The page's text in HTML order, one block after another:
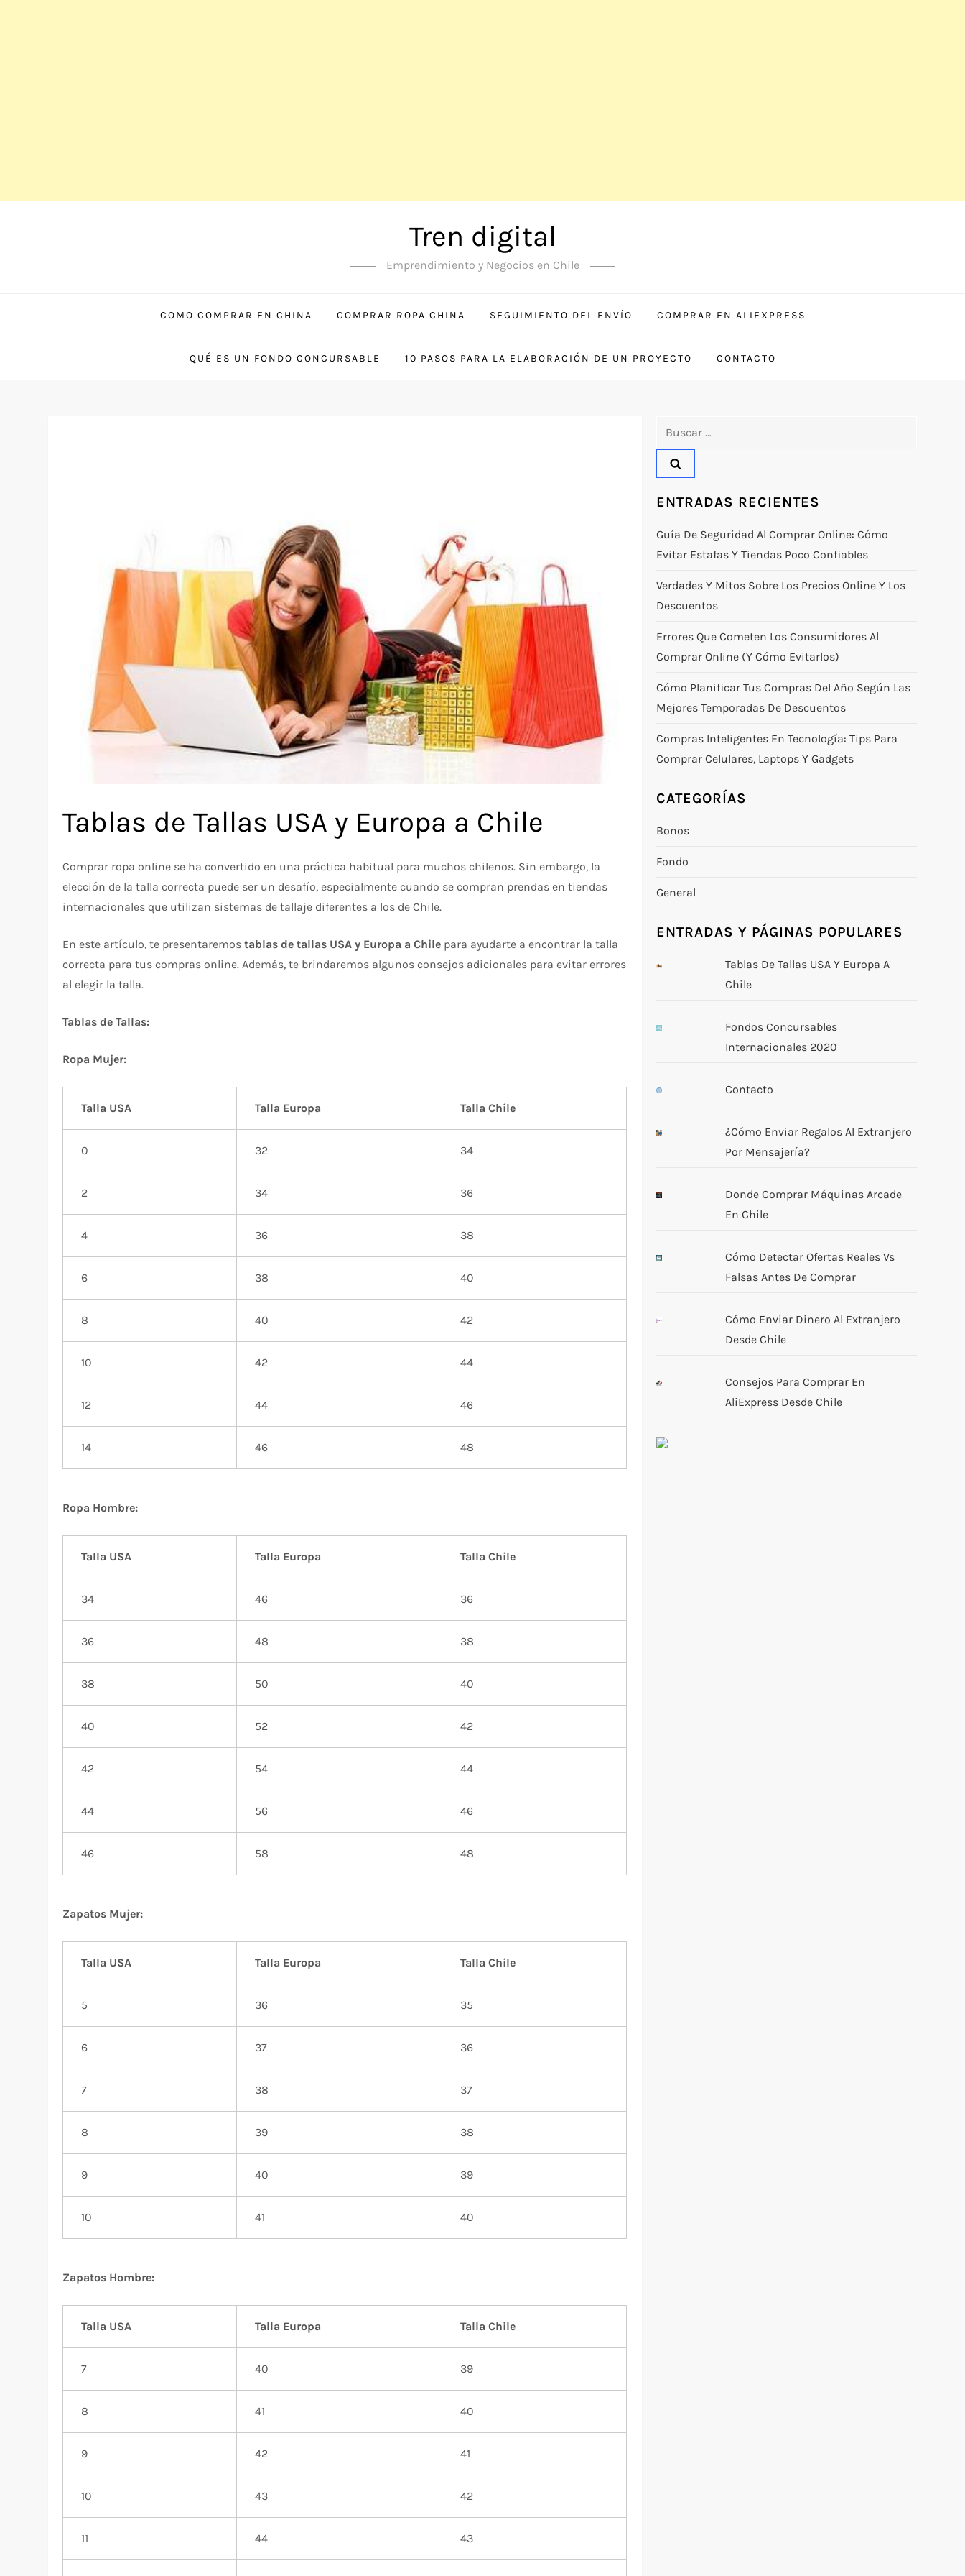
Tren digital
Emprendimiento y Negocios en Chile
COMO COMPRAR EN CHINA COMPRAR ROPA CHINA SEGUIMIENTO DEL ENVÍO COMPRAR EN ALIEXPRESS
QUÉ ES UN FONDO CONCURSABLE 10 PASOS PARA LA ELABORACIÓN DE UN PROYECTO CONTACTO
Tablas de Tallas USA y Europa a Chile
Comprar ropa online se ha convertido en una práctica habitual para muchos chilenos. Sin embargo, la
elección de la talla correcta puede ser un desafío, especialmente cuando se compran prendas en tiendas
internacionales que utilizan sistemas de tallaje diferentes a los de Chile.
En este artículo, te presentaremostablas de tallas USA y Europa a Chile para ayudarte a encontrar la talla
correcta para tus compras online. Además, te brindaremos algunos consejos adicionales para evitar errores
al elegir la talla.
Tablas de Tallas:
Ropa Mujer:
Talla USA Talla Europa Talla Chile
0 32 34
2 34 36
4 36 38
6 38 40
8 40 42
10 42 44
12 44 46
14 46 48
Ropa Hombre:
Talla USA Talla Europa Talla Chile
34 46 36
36 48 38
38 50 40
40 52 42
42 54 44
44 56 46
46 58 48
Zapatos Mujer:
Talla USA Talla Europa Talla Chile
5 36 35
6 37 36
7 38 37
8 39 38
9 40 39
10 41 40
Zapatos Hombre:
Talla USA Talla Europa Talla Chile
7 40 39
8 41 40
9 42 41
10 43 42
11 44 43
ENTRADAS RECIENTES
Guía De Seguridad Al Comprar Online: Cómo
Evitar Estafas Y Tiendas Poco Confiables
Verdades Y Mitos Sobre Los Precios Online Y Los
Descuentos
Errores Que Cometen Los Consumidores Al
Comprar Online (y Cómo Evitarlos)
Cómo Planificar Tus Compras Del Año Según Las
Mejores Temporadas De Descuentos
Compras Inteligentes En Tecnología: Tips Para
Comprar Celulares, Laptops Y Gadgets
CATEGORÍAS
Bonos
Fondo
General
ENTRADAS Y PÁGINAS POPULARES
Tablas De Tallas USA Y Europa A
Chile
Fondos Concursables
Internacionales 2020
Contacto
¿Cómo Enviar Regalos Al Extranjero
Por Mensajería?
Donde Comprar Máquinas Arcade
En Chile
Cómo Detectar Ofertas Reales Vs
Falsas Antes De Comprar
Cómo Enviar Dinero Al Extranjero
Desde Chile
Consejos Para Comprar En
AliExpress Desde Chile